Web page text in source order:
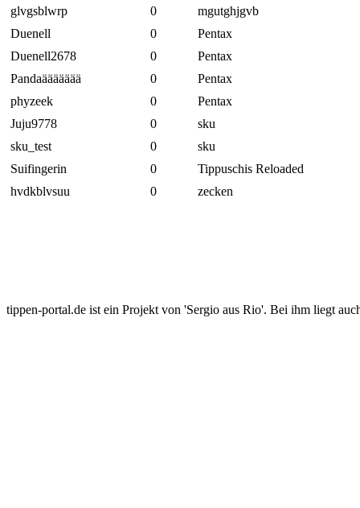
glvgsblwrp
0
mgutghjgvb
Duenell
0
Pentax
Duenell2678
0
Pentax
Pandaäääääää
0
Pentax
phyzeek
0
Pentax
Juju9778
0
sku
sku_test
0
sku
Suifingerin
0
Tippuschis Reloaded
hvdkblvsuu
0 zecken
tippen-portal.de ist ein Projekt von 'Sergio aus Rio'. Bei ihm liegt